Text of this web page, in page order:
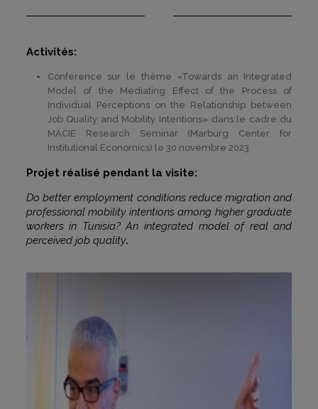
Activités:
Conférence sur le thème «Towards an Integrated
Model of the Mediating Effect of the Process of
Individual Perceptions on the Relationship between
Job Quality and Mobility Intentions» dans le cadre du
MACIE Research Seminar (Marburg Center for
Institutional Economics) le 30 novembre 2023
Projet réalisé pendant la visite:
Do better employment conditions reduce migration and
professional mobility intentions among higher graduate
workers in Tunisia? An integrated model of real and
perceived job quality.